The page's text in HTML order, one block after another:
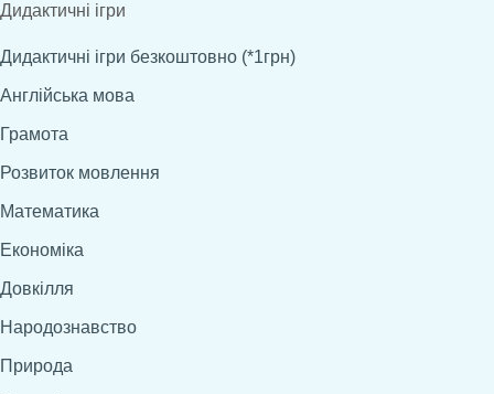
Дидактичні ігри
Дидактичні ігри безкоштовно (*1грн)
Англійська мова
Грамота
Розвиток мовлення
Математика
Економіка
Довкілля
Народознавство
Природа